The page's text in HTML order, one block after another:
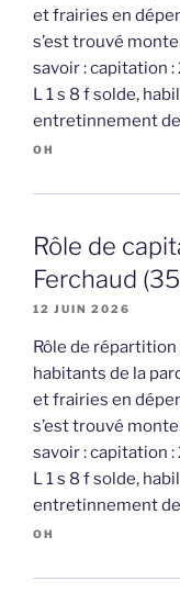
et frairies en
s’est trouvé
savoir : capitation :
L 1 s 8 f solde,
entretinnement
OH
Rôle de
Ferchaud
12 JUIN 2026
Rôle de
habitants de la
et frairies en
s’est trouvé
savoir : capitation :
L 1 s 8 f solde,
entretinnement
OH